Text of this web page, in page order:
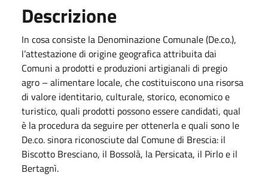
Descrizione
In cosa consiste la Denominazione Comunale (De.co.),
l’attestazione di origine geografica attribuita dai
Comuni a prodotti e produzioni artigianali di pregio
agro – alimentare locale, che costituiscono una risorsa
di valore identitario, culturale, storico, economico e
turistico, quali prodotti possono essere candidati, qual
è la procedura da seguire per ottenerla e quali sono le
De.co. sinora riconosciute dal Comune di Brescia: il
Biscotto Bresciano, il Bossolà, la Persicata, il Pirlo e il
Bertagnì.